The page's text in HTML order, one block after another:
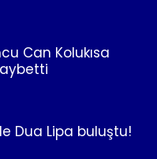
Can Kolukısa
Dua Lipa buluştu!